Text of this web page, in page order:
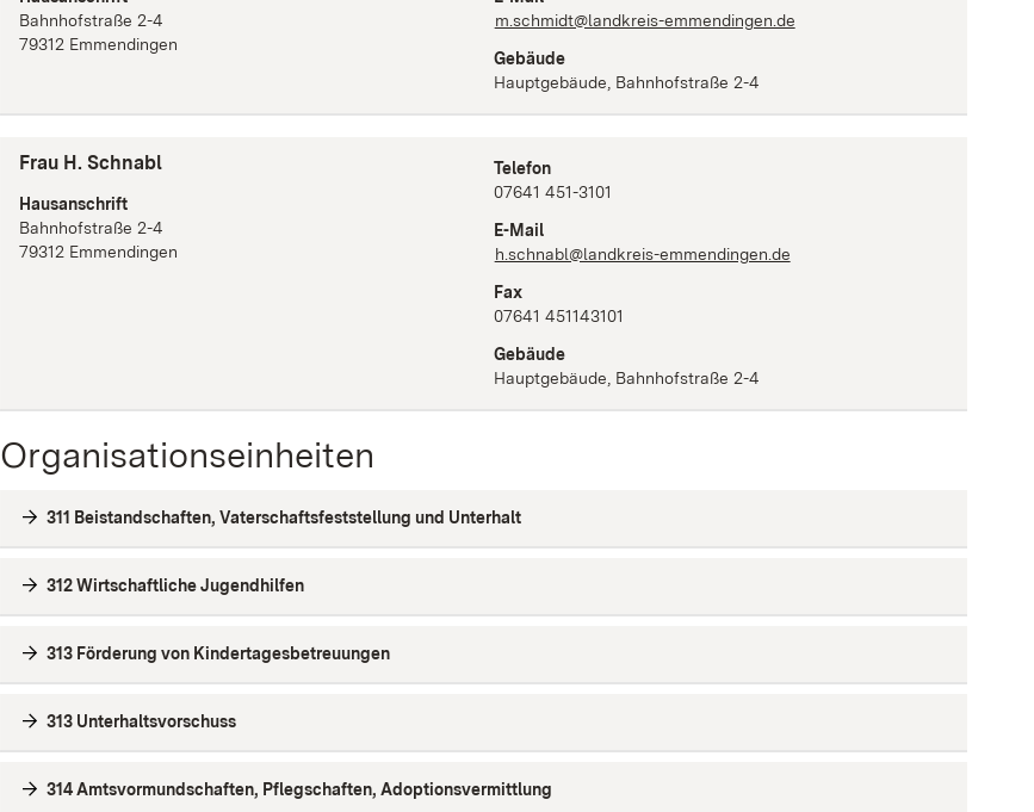
Bahnhofstraße 2-4
79312 Emmendingen
m.schmidt@landkreis-emmendingen.de
Gebäude
Hauptgebäude, Bahnhofstraße 2-4
Frau H. Schnabl
Hausanschrift
Bahnhofstraße 2-4
79312 Emmendingen
Telefon
07641 451-3101
E-Mail
h.schnabl@landkreis-emmendingen.de
Fax
07641 451143101
Gebäude
Hauptgebäude, Bahnhofstraße 2-4
Organisationseinheiten
311 Beistandschaften, Vaterschaftsfeststellung und Unterhalt
312 Wirtschaftliche Jugendhilfen
313 Förderung von Kindertagesbetreuungen
313 Unterhaltsvorschuss
314 Amtsvormundschaften, Pflegschaften, Adoptionsvermittlung